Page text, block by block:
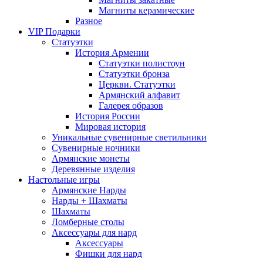
Магниты керамические
Разное
VIP Подарки
Статуэтки
История Армении
Статуэтки полистоун
Статуэтки бронза
Церкви. Статуэтки
Армянский алфавит
Галерея образов
История России
Мировая история
Уникальные сувенирные светильники
Сувенирные ночники
Армянские монеты
Деревянные изделия
Настольные игры
Армянские Нарды
Нарды + Шахматы
Шахматы
Ломберные столы
Аксессуары для нард
Аксессуары
Фишки для нард